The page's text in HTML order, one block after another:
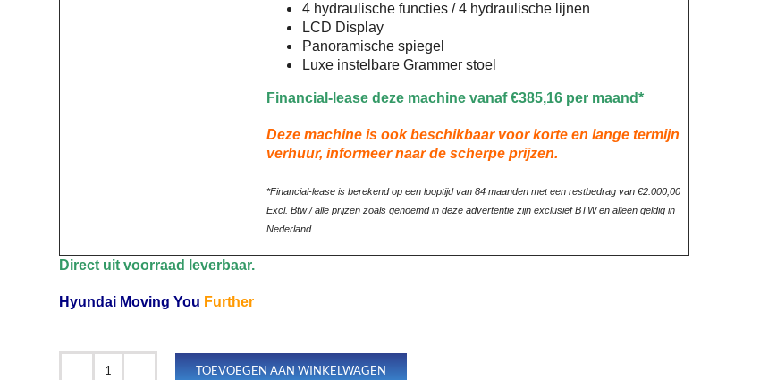
4 hydraulische functies / 4 hydraulische lijnen
LCD Display
Panoramische spiegel
Luxe instelbare Grammer stoel
Financial-lease deze machine vanaf €385,16 per maand*
Deze machine is ook beschikbaar voor korte en lange termijn
verhuur, informeer naar de scherpe prijzen.
*Financial-lease is berekend op een looptijd van 84 maanden met een restbedrag van €2.000,00
Excl. Btw / alle prijzen zoals genoemd in deze advertentie zijn exclusief BTW en alleen geldig in
Nederland.
Direct uit voorraad leverbaar.
Hyundai Moving You Further
TOEVOEGEN AAN WINKELWAGEN